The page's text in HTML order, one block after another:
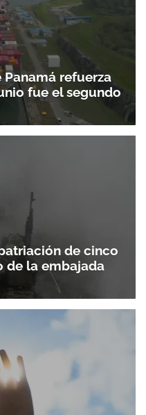
Panamá refuerza
fue el segundo
de cinco
de la embajada